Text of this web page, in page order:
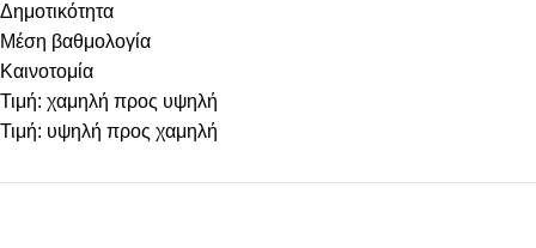
Δημοτικότητα
Μέση βαθμολογία
Καινοτομία
Τιμή: χαμηλή προς υψηλή
Τιμή: υψηλή προς χαμηλή